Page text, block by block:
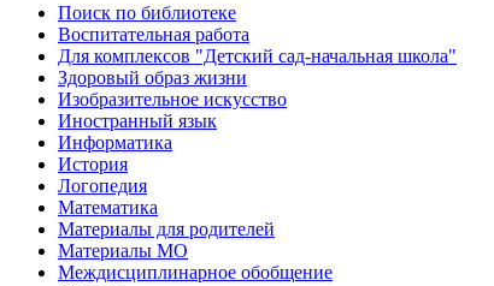
Поиск по библиотеке
Воспитательная работа
Для комплексов "Детский сад-начальная школа"
Здоровый образ жизни
Изобразительное искусство
Иностранный язык
Информатика
История
Логопедия
Математика
Материалы для родителей
Материалы МО
Междисциплинарное обобщение